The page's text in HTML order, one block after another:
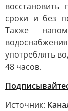
сроки и без
Также
употреблять
48 часов.
Источник: